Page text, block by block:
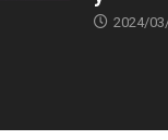
2024/